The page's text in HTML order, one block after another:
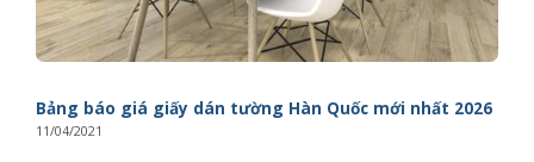
Bảng báo giá giấy dán tường Hàn Quốc mới nhất 2026
11/04/2021